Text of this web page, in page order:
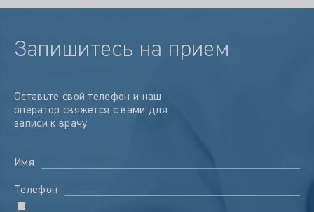
Запишитесь на прием
Оставьте свой телефон и наш
оператор свяжется с вами для
записи к врачу
Имя
Телефон